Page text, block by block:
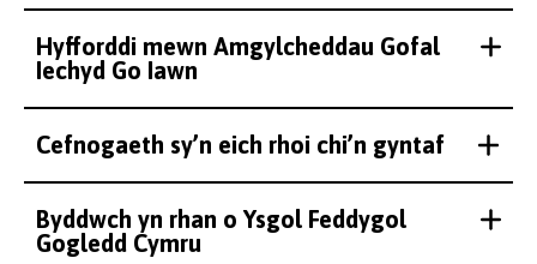
Hyfforddi mewn Amgylcheddau Gofal
Iechyd Go Iawn
Cefnogaeth sy’n eich rhoi chi’n gyntaf
Byddwch yn rhan o Ysgol Feddygol
Gogledd Cymru